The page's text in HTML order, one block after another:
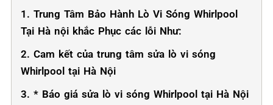
1. Trung Tâm Bảo Hành Lò Vi Sóng Whirlpool
Tại Hà nội khắc Phục các lỗi Như:
2. Cam kết của trung tâm sửa lò vi sóng
Whirlpool tại Hà Nội
3. * Báo giá sửa lò vi sóng Whirlpool tại Hà Nội